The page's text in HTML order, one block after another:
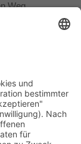
Weg
Thema
die
Expert*innen
Ziel
zu sorgen.